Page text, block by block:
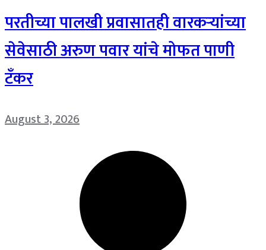
परतीच्या पालखी प्रवासातही वारकऱ्यांच्या
सेवेसाठी अरुण पवार यांचे मोफत पाणी
टँकर
August 3, 2026